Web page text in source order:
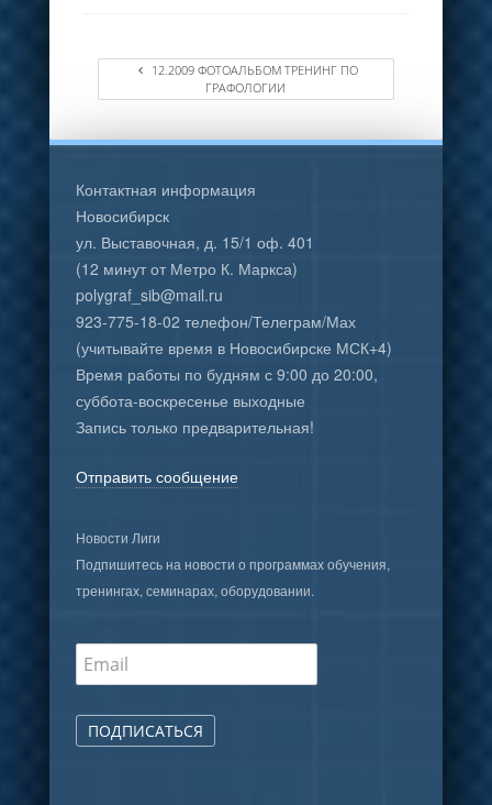
12.2009 ФОТОАЛЬБОМ ТРЕНИНГ ПО
ГРАФОЛОГИИ
Контактная информация
Новосибирск
ул. Выставочная, д. 15/1 оф. 401
(12 минут от Метро К. Маркса)
polygraf_sib@mail.ru
923-775-18-02 телефон/Телеграм/Мах
(учитывайте время в Новосибирске МСК+4)
Время работы по будням с 9:00 до 20:00,
суббота-воскресенье выходные
Запись только предварительная!
Отправить сообщение
Новости Лиги
Подпишитесь на новости о программах обучения,
тренингах, семинарах, оборудовании.
ПОДПИСАТЬСЯ